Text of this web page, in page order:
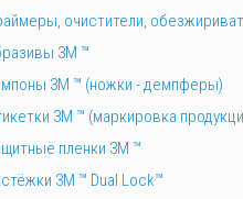
очистители,
3М ™
3М ™ (ножки - демпферы)
3М ™ (маркировка
пленки 3М ™
3М ™ Dual Lock™